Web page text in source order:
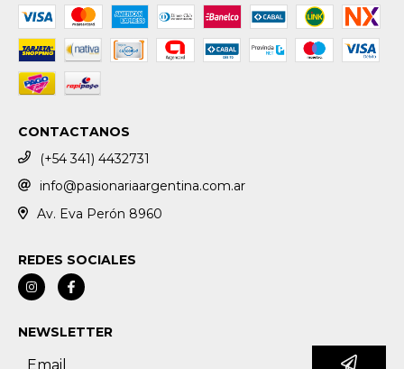
CONTACTANOS
(+54 341) 4432731
info@pasionariaargentina.com.ar
Av. Eva Perón 8960
REDES SOCIALES
NEWSLETTER